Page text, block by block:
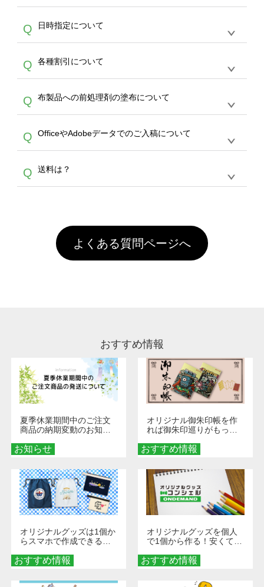
す。
い画像はエラーになります。（※ Illustratorか
らの直接入稿には対応していません。AIで保存
し、デザインツールからアップロードして下さ
い）
作をお考えの方は、サポートが担当するエコバ
スをご利用頂ければ、電話やFAX、メールなど
でご注文が可能です。
A
を作って欲しい。などの場合は、製作数量が
30個以上であれば、サポート担当が、デザイ
バッグコンシェル
サー
ビスをご利用ください。(※ 30個以下の場合
は、デザインツールをご利用ください)
Q 日時指定について
A
ん。発送後18時以降に配送業者・伝票番号を
メールでお知らせいたしますので、直接配送業
者にご連絡いただき調整をお願い致します。
Q 各種割引について
A
カート内で自動的に割引(最大50%)が適用され
ます。 【付与ポイント】購入金額の1％が1ポ
イントとして付与され、次回ご注文時に1ポイ
ント＝1円としてお使いいただけます。ポイン
トは発送完了の翌日に付与され、次回ご注文時
からご利用頂けます。ポイントの有効期限は一
年間です。【会員ランク】過去10カ月のご注
文回数により会員ランク割引(最大5%)が適用
頂いても、ログインがされていなければ、ラン
クにカウントがされません。
Q 布製品への前処理剤の塗布について
A
意点（前処理剤）】カラー生地（Tシャツのホ
ワイト、トートバッグのナチュラル、ホワイト
といって、プリントを定着させるための処理剤
を塗布しており、短納期・低価格で商品をお届
害な性質で、水洗いで落とすことが可能です。
お手数ですが、お客様ご自身にて着用前に落と
していただけますようお願いいたします。※1
通常注文・直送機能でのご注文に関わらず、前
Q OfficeやAdobeデータでのご入稿について
A
ません。いずれのデータも該当デザインのみ画
像(JPEG,PNG,GIF,PDF)に変換、またはAdobe
Q 送料は？
引」などによるお値引きで4,000円未満になる
場合は送料がかかりますので、ご注意くださ
い。
よくある質問ページへ
おすすめ情報
お知らせ
夏季休業期間中のご注文
商品の納期変動のお知ら
おすすめ情報
オリジナル御朱印帳を作
れば御朱印巡りがもっと
ダーメイドする魅力と選
び方
おすすめ情報
オリジナルグッズは1個か
らスマホで作成できる！
くなる巾着＆ポーチ活用
術
おすすめ情報
オリジナルグッズを個人
で1個から作る！安くて簡
秘訣